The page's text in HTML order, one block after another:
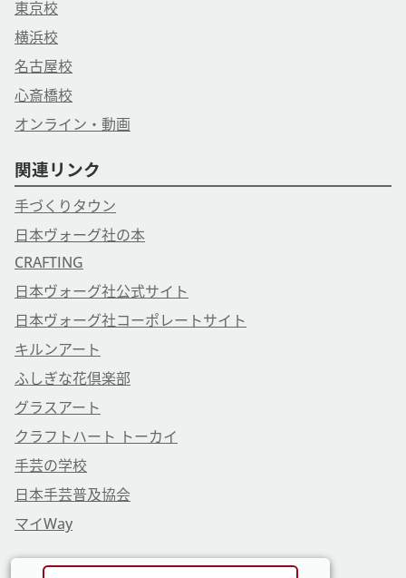
東京校
横浜校
名古屋校
心斎橋校
オンライン・動画
関連リンク
手づくりタウン
日本ヴォーグ社の本
CRAFTING
日本ヴォーグ社公式サイト
日本ヴォーグ社コーポレートサイト
キルンアート
ふしぎな花倶楽部
グラスアート
クラフトハート トーカイ
手芸の学校
日本手芸普及協会
マイWay